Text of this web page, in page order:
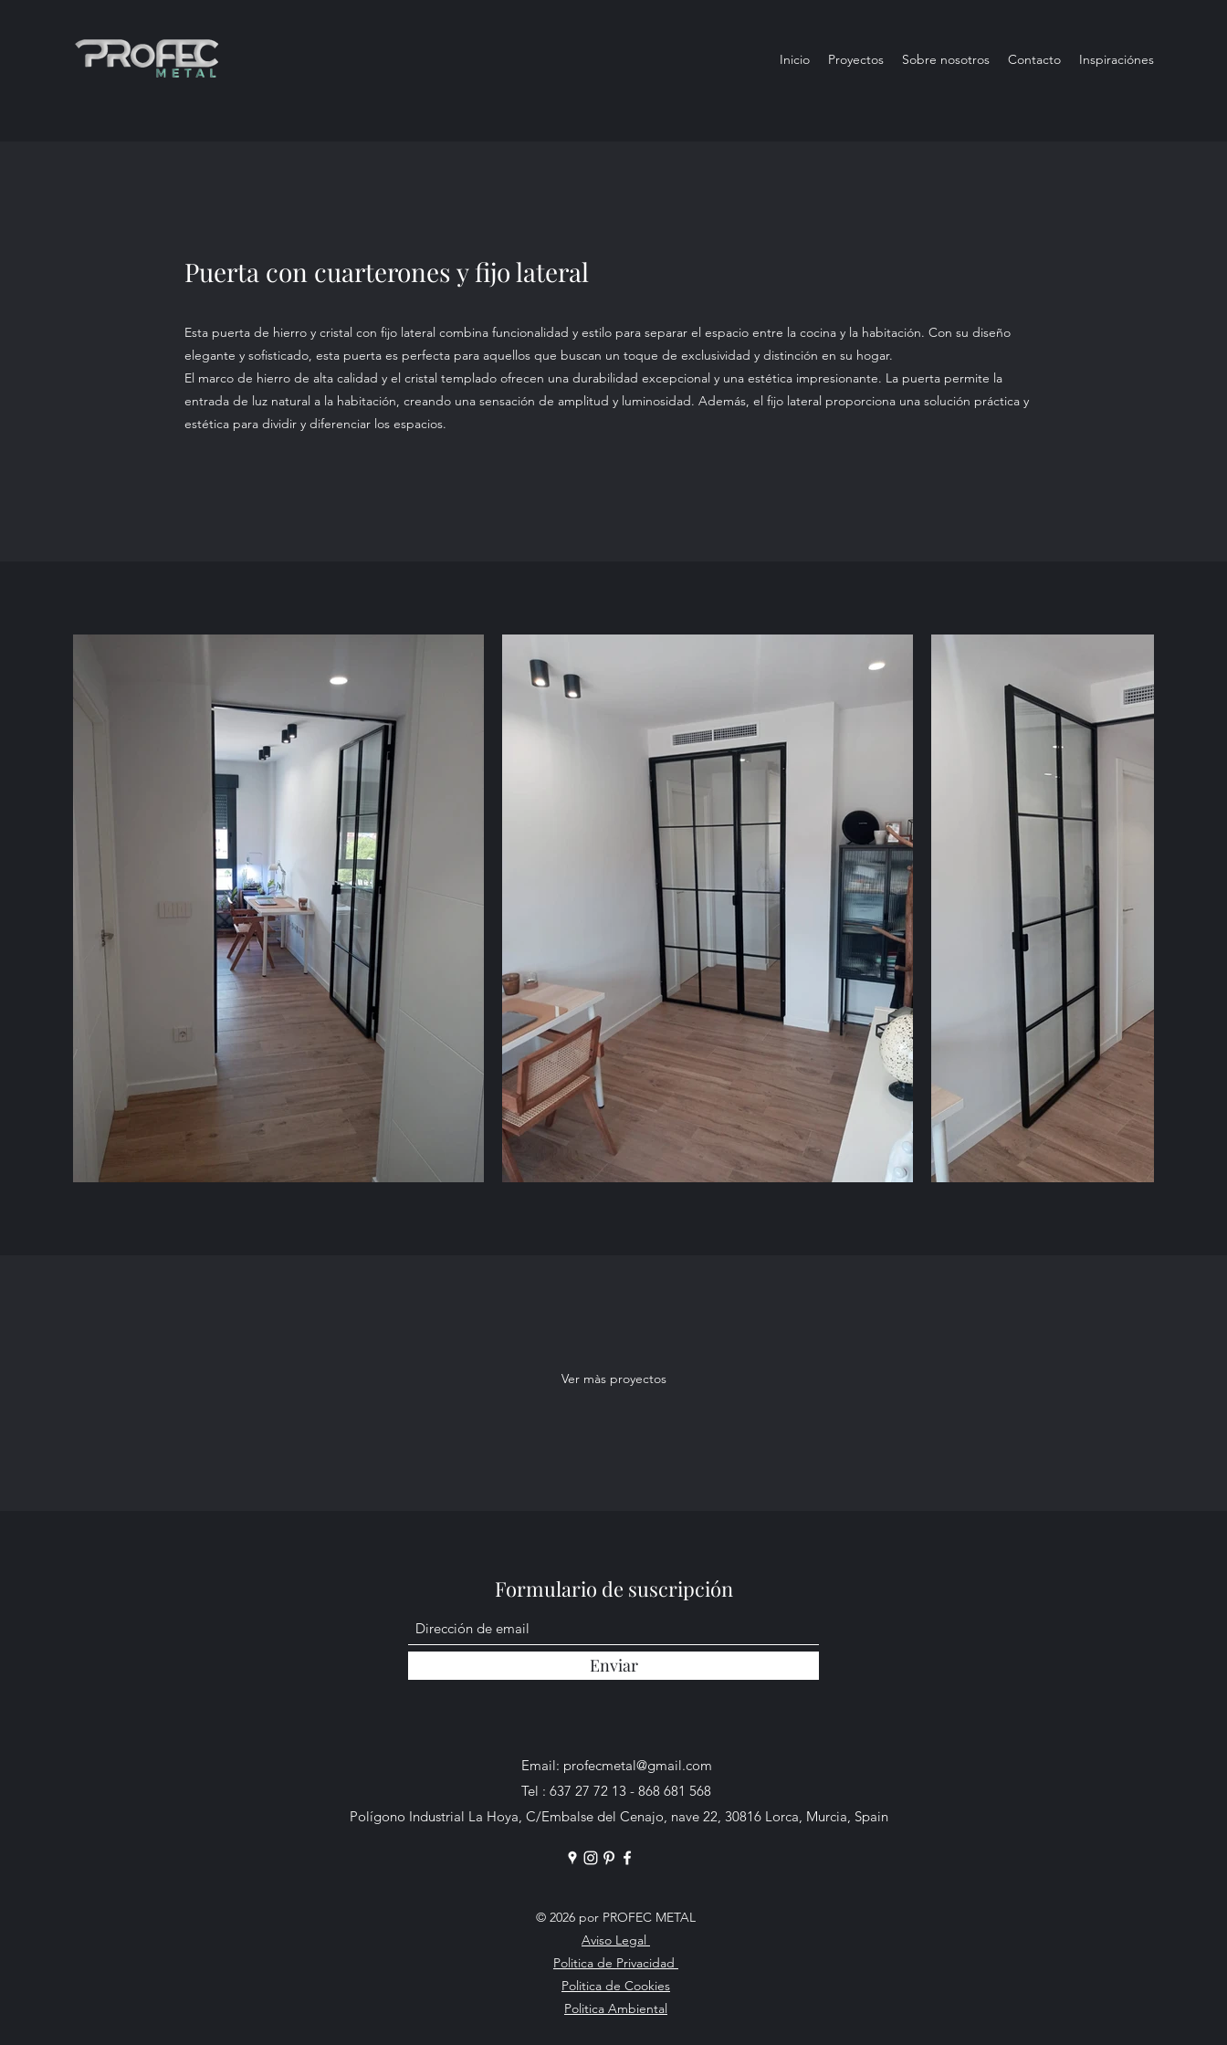
Inicio Proyectos Sobre nosotros Contacto Inspiraciónes
Puerta con cuarterones y fijo lateral
Esta puerta de hierro y cristal con fijo lateral combina funcionalidad y estilo para separar el espacio entre la cocina y la habitación. Con su diseño
elegante y sofisticado, esta puerta es perfecta para aquellos que buscan un toque de exclusividad y distinción en su hogar.
El marco de hierro de alta calidad y el cristal templado ofrecen una durabilidad excepcional y una estética impresionante. La puerta permite la
entrada de luz natural a la habitación, creando una sensación de amplitud y luminosidad. Además, el fijo lateral proporciona una solución práctica y
estética para dividir y diferenciar los espacios.
Ver màs proyectos
Formulario de suscripción
Enviar
Tel : 637 27 72 13 - 868 681 568
Email: profecmetal@gmail.com
Polígono Industrial La Hoya, C/Embalse del Cenajo, nave 22, 30816 Lorca, Murcia, Spain
© 2026 por PROFEC METAL
Aviso Legal
Politica de Privacidad
Politica de Cookies
Politica Ambiental